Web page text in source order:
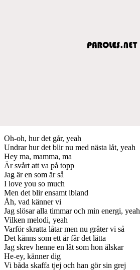
Oh-oh, hur det går, yeah
Undrar hur det blir nu med nästa låt, yeah
Hey ma, mamma, ma
Är svårt att va på topp
Jag är en som är så
I love you so much
Men det blir ensamt ibland
Åh, vad känner vi
Jag slösar alla timmar och min energi, yeah
Vilken melodi, yeah
Varför skratta låtar men nu gråter vi så
Det känns som ett år får det lätta
Jag skrev henne en låt som hon älskar
He-ey, känner dig
Vi båda skaffa tjej och han gör sin grej